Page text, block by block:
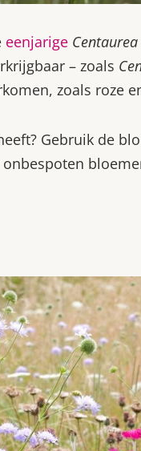
eenjarige
– zoals
zoals roze
Gebruik de